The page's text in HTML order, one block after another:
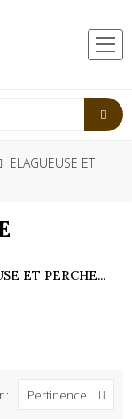
ELAGUEUSE ET
ET PERCHE...
:
Pertinence